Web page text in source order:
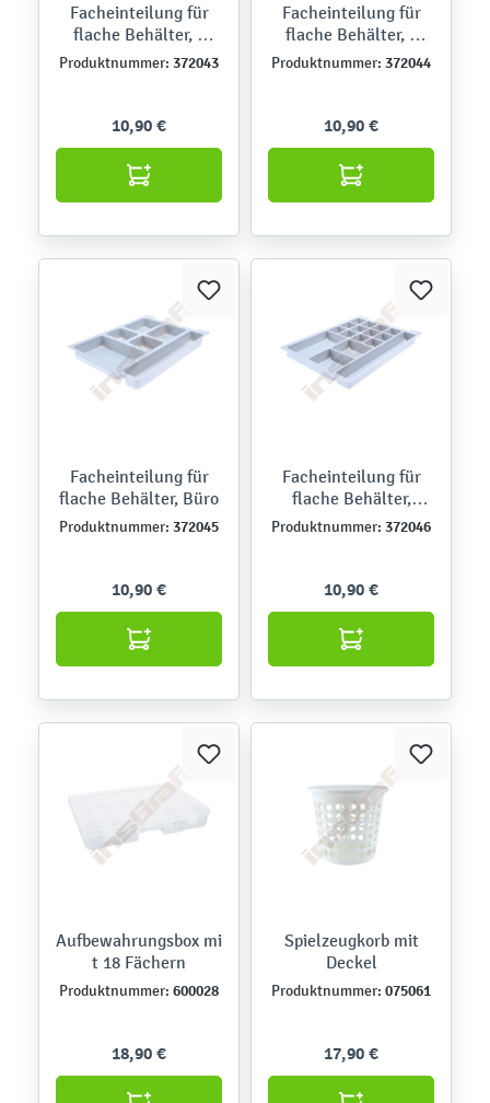
Facheinteilung für
flache Behälter, 6
Fächer
Produktnummer: 372043
10,90 €
Facheinteilung für
flache Behälter, 8
Fächer
Produktnummer: 372044
10,90 €
Facheinteilung für
flache Behälter, Büro
Produktnummer: 372045
10,90 €
Facheinteilung für
flache Behälter,
Kleinkram
Produktnummer: 372046
10,90 €
Aufbewahrungsbox mi
t 18 Fächern
Produktnummer: 600028
18,90 €
Spielzeugkorb mit
Deckel
Produktnummer: 075061
17,90 €